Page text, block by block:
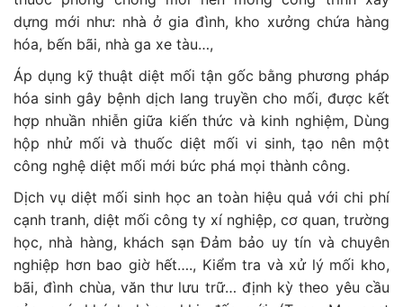
dựng mới như: nhà ở gia đình, kho xưởng chứa hàng
hóa, bến bãi, nhà ga xe tàu…,
Áp dụng kỹ thuật diệt mối tận gốc bằng phương pháp
hóa sinh gây bệnh dịch lang truyền cho mối, được kết
hợp nhuần nhiễn giữa kiến thức và kinh nghiệm, Dùng
hộp nhử mối và thuốc diệt mối vi sinh, tạo nên một
công nghệ diệt mối mới bức phá mọi thành công.
Dịch vụ diệt mối sinh học an toàn hiệu quả với chi phí
cạnh tranh, diệt mối công ty xí nghiệp, cơ quan, trường
học, nhà hàng, khách sạn Đảm bảo uy tín và chuyên
nghiệp hơn bao giờ hết…., Kiểm tra và xử lý mối kho,
bãi, đình chùa, văn thư lưu trữ… định kỳ theo yêu cầu